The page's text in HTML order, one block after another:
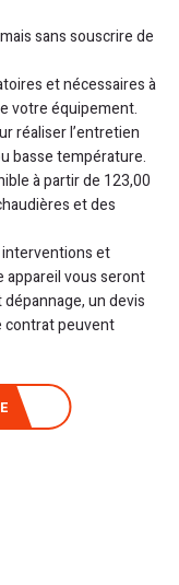
sans souscrire de
et nécessaires à
votre équipement.
réaliser l’entretien
basse température.
à partir de 123,00
et des
interventions et
vous seront
un devis
contrat peuvent